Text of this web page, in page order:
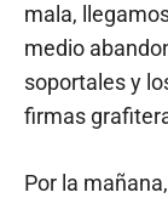
mala,
medio
soportales y
firmas
Por la